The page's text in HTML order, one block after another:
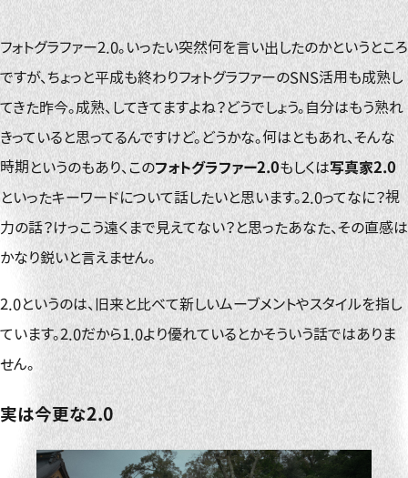
フォトグラファー2.0。いったい突然何を言い出したのかというところ
ですが、ちょっと平成も終わりフォトグラファーのSNS活用も成熟し
てきた昨今。成熟、してきてますよね？どうでしょう。自分はもう熟れ
きっていると思ってるんですけど。どうかな。何はともあれ、そんな
時期というのもあり、このフォトグラファー2.0もしくは写真家2.0
といったキーワードについて話したいと思います。2.0ってなに？視
力の話？けっこう遠くまで見えてない？と思ったあなた、その直感は
かなり鋭いと言えません。
2.0というのは、旧来と比べて新しいムーブメントやスタイルを指し
ています。2.0だから1.0より優れているとかそういう話ではありま
せん。
実は今更な2.0